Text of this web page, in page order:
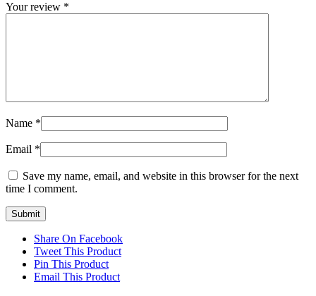
Your review *
Name *
Email *
Save my name, email, and website in this browser for the next
time I comment.
Share On Facebook
Tweet This Product
Pin This Product
Email This Product